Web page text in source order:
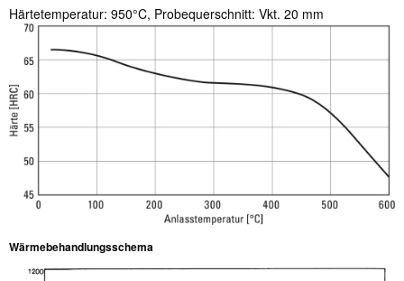
Härtetemperatur: 950°C, Probequerschnitt: Vkt. 20 mm
Wärmebehandlungsschema